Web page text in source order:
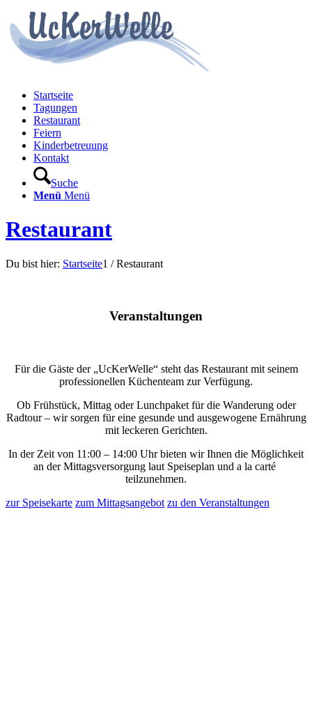
Startseite
Tagungen
Restaurant
Feiern
Kinderbetreuung
Kontakt
Suche
Menü Menü
Restaurant
Du bist hier: Startseite1 / Restaurant
Veranstaltungen
Für die Gäste der „UcKerWelle“ steht das Restaurant mit seinem
professionellen Küchenteam zur Verfügung.
Ob Frühstück, Mittag oder Lunchpaket für die Wanderung oder
Radtour – wir sorgen für eine gesunde und ausgewogene Ernährung
mit leckeren Gerichten.
In der Zeit von 11:00 – 14:00 Uhr bieten wir Ihnen die Möglichkeit
an der Mittagsversorgung laut Speiseplan und a la carté
teilzunehmen.
zur Speisekarte zum Mittagsangebot zu den Veranstaltungen